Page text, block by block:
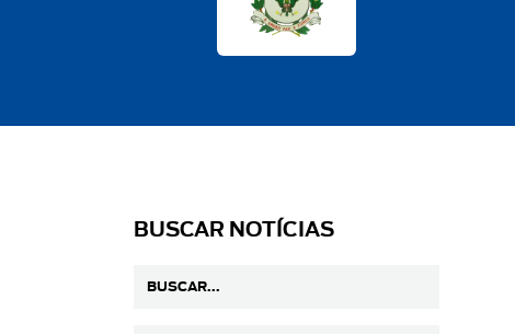
BUSCAR NOTÍCIAS